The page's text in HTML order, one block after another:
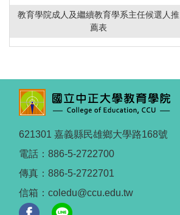
教育學院成人及繼續教育學系主任候選人推
薦表
621301 嘉義縣民雄鄉大學路168號
電話：886-5-2722700
傳真：886-5-2722701
信箱：coledu@ccu.edu.tw